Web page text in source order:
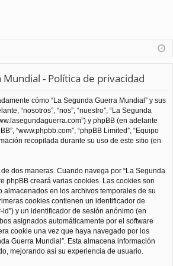
Mundial - Política de privacidad
cómo “La Segunda Guerra Mundial” y sus
“nosotros”, “nos”, “nuestro”, “La Segunda
y phpBB (en adelante
“www.phpbb.com”, “phpBB Limited”, “Equipo
recopilada durante su uso de este sitio (en
dos maneras. Cuando navega por “La Segunda
phpBB creará varias cookies. Las cookies son
almacenados en los archivos temporales de su
cookies contienen un identificador de
y un identificador de sesión anónimo (en
asignados automáticamente por el software
cookie una vez que haya navegado por los
Guerra Mundial”. Esta almacena información
mejorando así su experiencia de usuario.